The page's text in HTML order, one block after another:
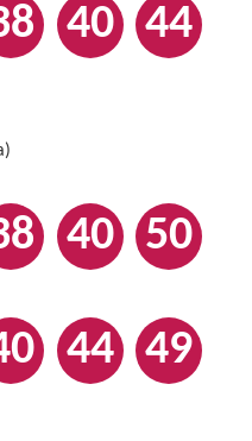
40 44
40 50
44 49